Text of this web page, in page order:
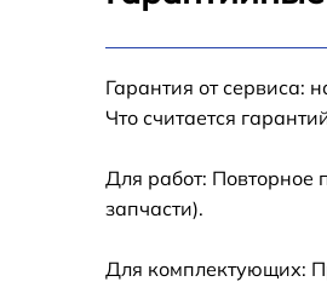
Замена
Замена
Гарантия от сервиса:
Что считается
Для работ: Повторное
запчасти).
Для комплектующих: